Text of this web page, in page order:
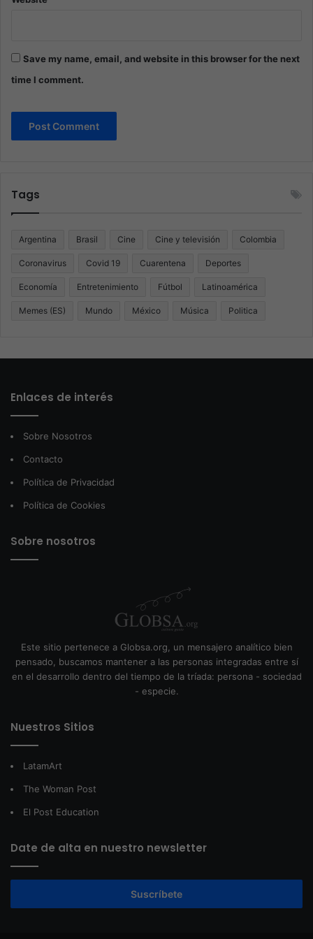
Save my name, email, and website in this browser for the next
time I comment.
Tags
Argentina Brasil Cine Cine y televisión Colombia
Coronavirus Covid 19 Cuarentena Deportes
Economía Entretenimiento Fútbol Latinoamérica
Memes (ES) Mundo México Música Politica
Enlaces de interés
Sobre Nosotros
Contacto
Política de Privacidad
Política de Cookies
Sobre nosotros
Este sitio pertenece a Globsa.org, un mensajero analítico bien
pensado, buscamos mantener a las personas integradas entre sí
en el desarrollo dentro del tiempo de la tríada: persona - sociedad
- especie.
Nuestros Sitios
LatamArt
The Woman Post
El Post Education
Date de alta en nuestro newsletter
Suscríbete